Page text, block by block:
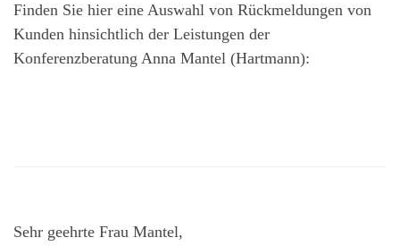
Finden Sie hier eine Auswahl von Rückmeldungen von
Kunden hinsichtlich der Leistungen der
Konferenzberatung Anna Mantel (Hartmann):
Sehr geehrte Frau Mantel,